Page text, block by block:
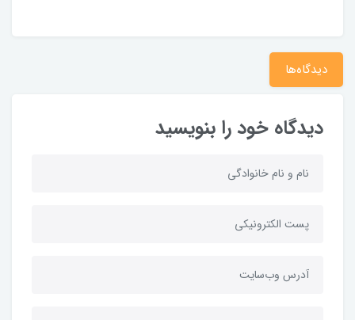
دیدگاه‌ها
دیدگاه خود را بنویسید